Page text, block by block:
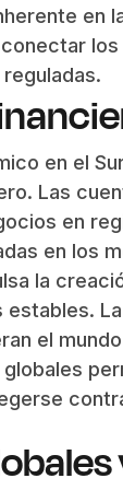
en
los
en el
Las
en
en los
la
estables.
el